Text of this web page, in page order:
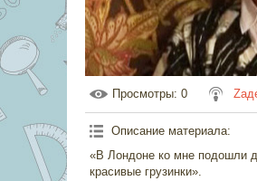
Просмотры: 0
Описание материала:
«В Лондоне ко мне подошли
красивые грузинки».